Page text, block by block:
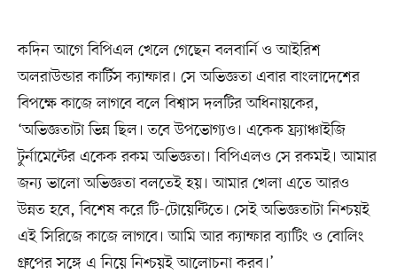
কদিন আগে বিপিএল খেলে গেছেন বলবার্নি ও আইরিশ
অলরাউন্ডার কার্টিস ক্যাম্ফার। সে অভিজ্ঞতা এবার বাংলাদেশের
বিপক্ষে কাজে লাগবে বলে বিশ্বাস দলটির অধিনায়কের,
‘অভিজ্ঞতাটা ভিন্ন ছিল। তবে উপভোগ্যও। একেক ফ্র্যাঞ্চাইজি
টুর্নামেন্টের একেক রকম অভিজ্ঞতা। বিপিএলও সে রকমই। আমার
জন্য ভালো অভিজ্ঞতা বলতেই হয়। আমার খেলা এতে আরও
উন্নত হবে, বিশেষ করে টি-টোয়েন্টিতে। সেই অভিজ্ঞতাটা নিশ্চয়ই
এই সিরিজে কাজে লাগবে। আমি আর ক্যাম্ফার ব্যাটিং ও বোলিং
গ্রুপের সঙ্গে এ নিয়ে নিশ্চয়ই আলোচনা করব।’